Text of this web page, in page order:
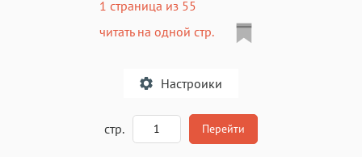
1 страница из 55
читать на одной стр.
Настроики
стр. Перейти